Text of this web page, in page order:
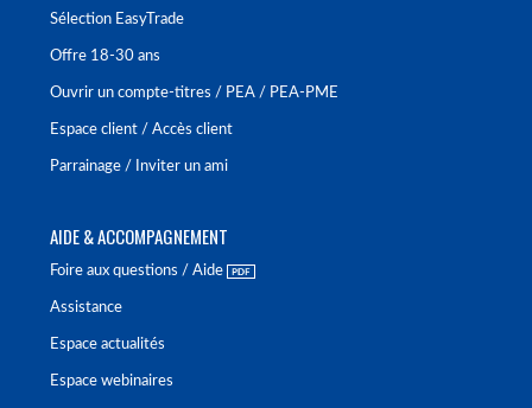
Sélection EasyTrade
Offre 18-30 ans
Ouvrir un compte-titres / PEA / PEA-PME
Espace client / Accès client
Parrainage / Inviter un ami
AIDE & ACCOMPAGNEMENT
Foire aux questions / Aide
Assistance
Espace actualités
Espace webinaires